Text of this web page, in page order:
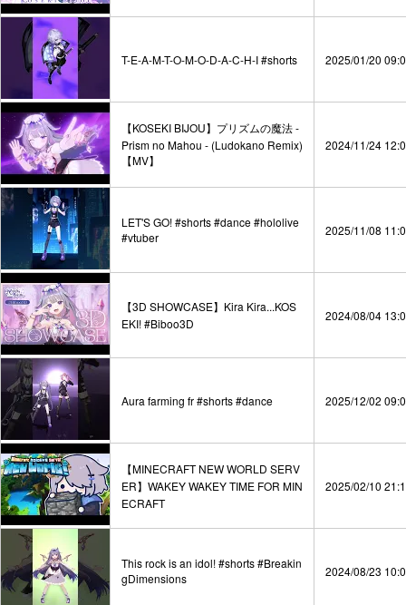
T-E-A-M-T-O-M-O-D-A-C-H-I #shorts 2025/01/20
【KOSEKI BIJOU】プリズムの魔法 -
Prism no Mahou - (Ludokano Remix)
【MV】
2024/11/24
LET'S GO! #shorts #dance #hololive
#vtuber
2025/11/08
【3D SHOWCASE】Kira Kira...KOS
EKI! #Biboo3D
2024/08/04
Aura farming fr #shorts #dance 2025/12/02
【MINECRAFT NEW WORLD SERV
ER】WAKEY WAKEY TIME FOR MIN
ECRAFT
2025/02/10
This rock is an idol! #shorts #Breakin
gDimensions
2024/08/23